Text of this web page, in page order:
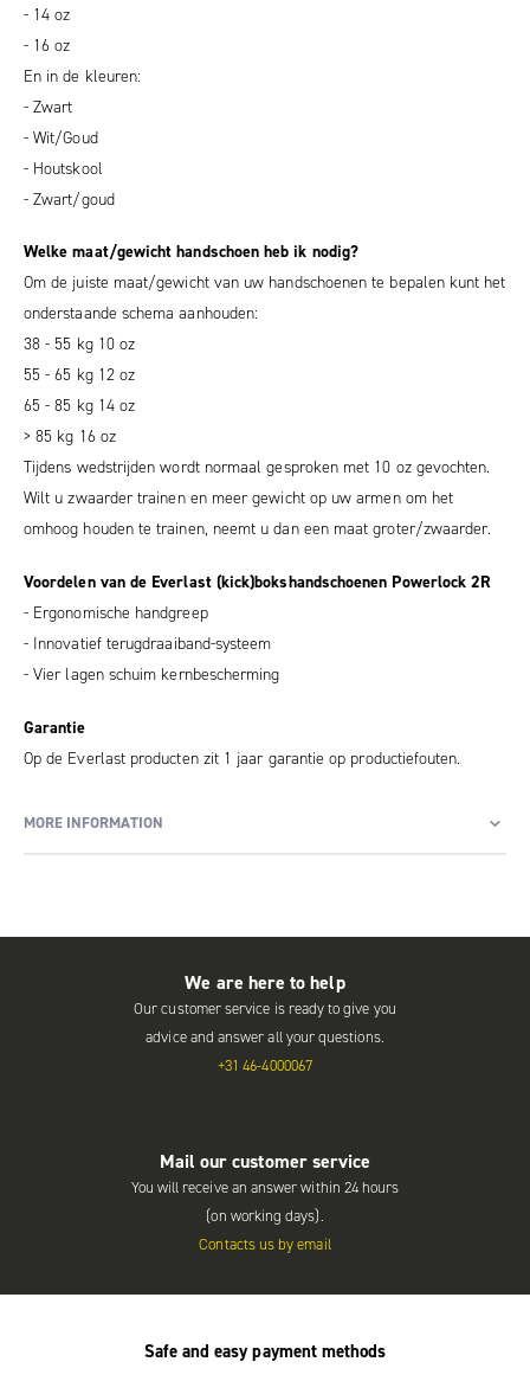
- 14 oz
- 16 oz
En in de kleuren:
- Zwart
- Wit/Goud
- Houtskool
- Zwart/goud
Welke maat/gewicht handschoen heb ik nodig?
Om de juiste maat/gewicht van uw handschoenen te bepalen kunt het
onderstaande schema aanhouden:
38 - 55 kg 10 oz
55 - 65 kg 12 oz
65 - 85 kg 14 oz
> 85 kg 16 oz
Tijdens wedstrijden wordt normaal gesproken met 10 oz gevochten.
Wilt u zwaarder trainen en meer gewicht op uw armen om het
omhoog houden te trainen, neemt u dan een maat groter/zwaarder.
Voordelen van de Everlast (kick)bokshandschoenen Powerlock 2R
- Ergonomische handgreep
- Innovatief terugdraaiband-systeem
- Vier lagen schuim kernbescherming
Garantie
Op de Everlast producten zit 1 jaar garantie op productiefouten.
MORE INFORMATION
We are here to help
Our customer service is ready to give you
advice and answer all your questions.
+31 46-4000067
Mail our customer service
You will receive an answer within 24 hours
(on working days).
Contacts us by email
Safe and easy payment methods